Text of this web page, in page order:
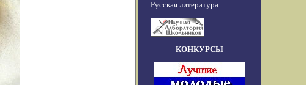
Русская литература
КОНКУРСЫ